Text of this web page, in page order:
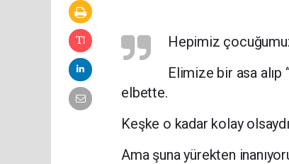
Hepimiz
Elimize bir asa
elbette.
Keşke o kadar kolay
Ama şuna yürekten